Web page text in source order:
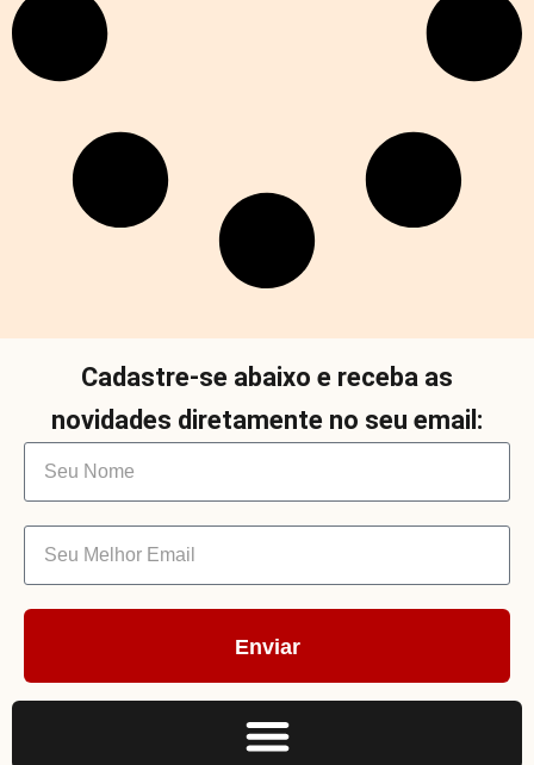
Cadastre-se abaixo e receba as
novidades diretamente no seu email:
Enviar